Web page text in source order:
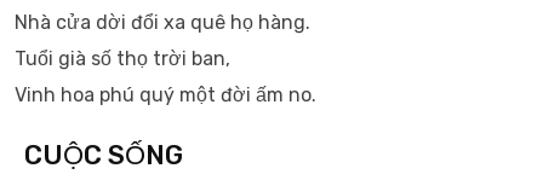
Nhà cửa dời đổi xa quê họ hàng.
Tuổi già số thọ trời ban,
Vinh hoa phú quý một đời ấm no.
CUỘC SỐNG